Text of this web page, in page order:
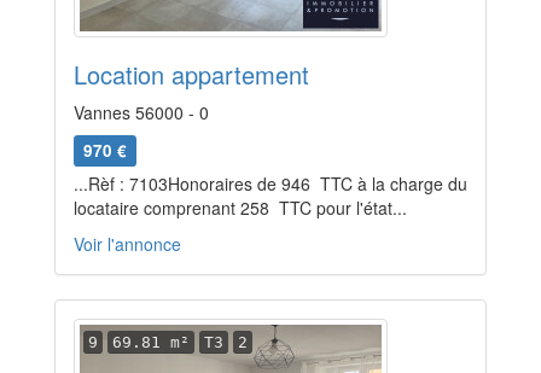
Location appartement
Vannes 56000 - 0
970 €
...Rèf : 7103Honoraires de 946  TTC à la charge du
locataire comprenant 258  TTC pour l'état...
Voir l'annonce
9 69.81 m² T3 2